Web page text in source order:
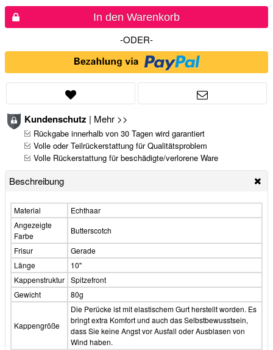
In den Warenkorb
-ODER-
Kundenschutz | Mehr >>
Rückgabe innerhalb von 30 Tagen wird garantiert
Volle oder Teilrückerstattung für Qualitätsproblem
Volle Rückerstattung für beschädigte/verlorene Ware
Beschreibung
Material
Echthaar
Angezeigte
Farbe
Butterscotch
Frisur
Gerade
Länge
10"
Kappenstruktur Spitzefront
Gewicht
80g
Kappengröße
Die Perücke ist mit elastischem Gurt herstellt worden. Es
bringt extra Komfort und auch das Selbstbewusstsein,
dass Sie keine Angst vor Ausfall oder Ausblasen von
Wind haben.